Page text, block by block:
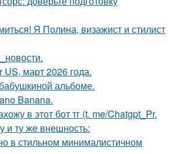
Я Полина, визажист и стилист
US, март 2026 года.
альбоме.
Banana.
в этот бот тг (t. me/Chatgpt_Pr.
и ту же внешность:
в стильном минималистичном